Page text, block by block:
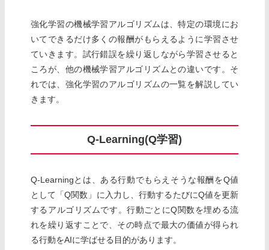
強化学習の機械学習アルゴリズムは、特定の環境にお
いてできるだけ多くの報酬がもらえるように学習させ
ていきます。試行錯誤を繰り返しながら学習させると
ころが、他の機械学習アルゴリズムとの違いです。そ
れでは、強化学習のアルゴリズムの一覧を解説してい
きます。
Q-Learning(Q学習)
Q-Learningとは、ある行動でもらえそうな報酬をQ値
として「Q関数」に入力し、行動するたびにQ値を更新
するアルゴリズムです。行動ごとにQ関数を埋める流
れを繰り返すことで、その時点で最大の価値が得られ
る行動をAIに学ばせる目的があります。